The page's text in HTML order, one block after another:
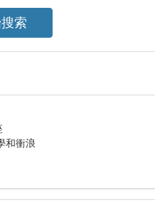
和衝浪